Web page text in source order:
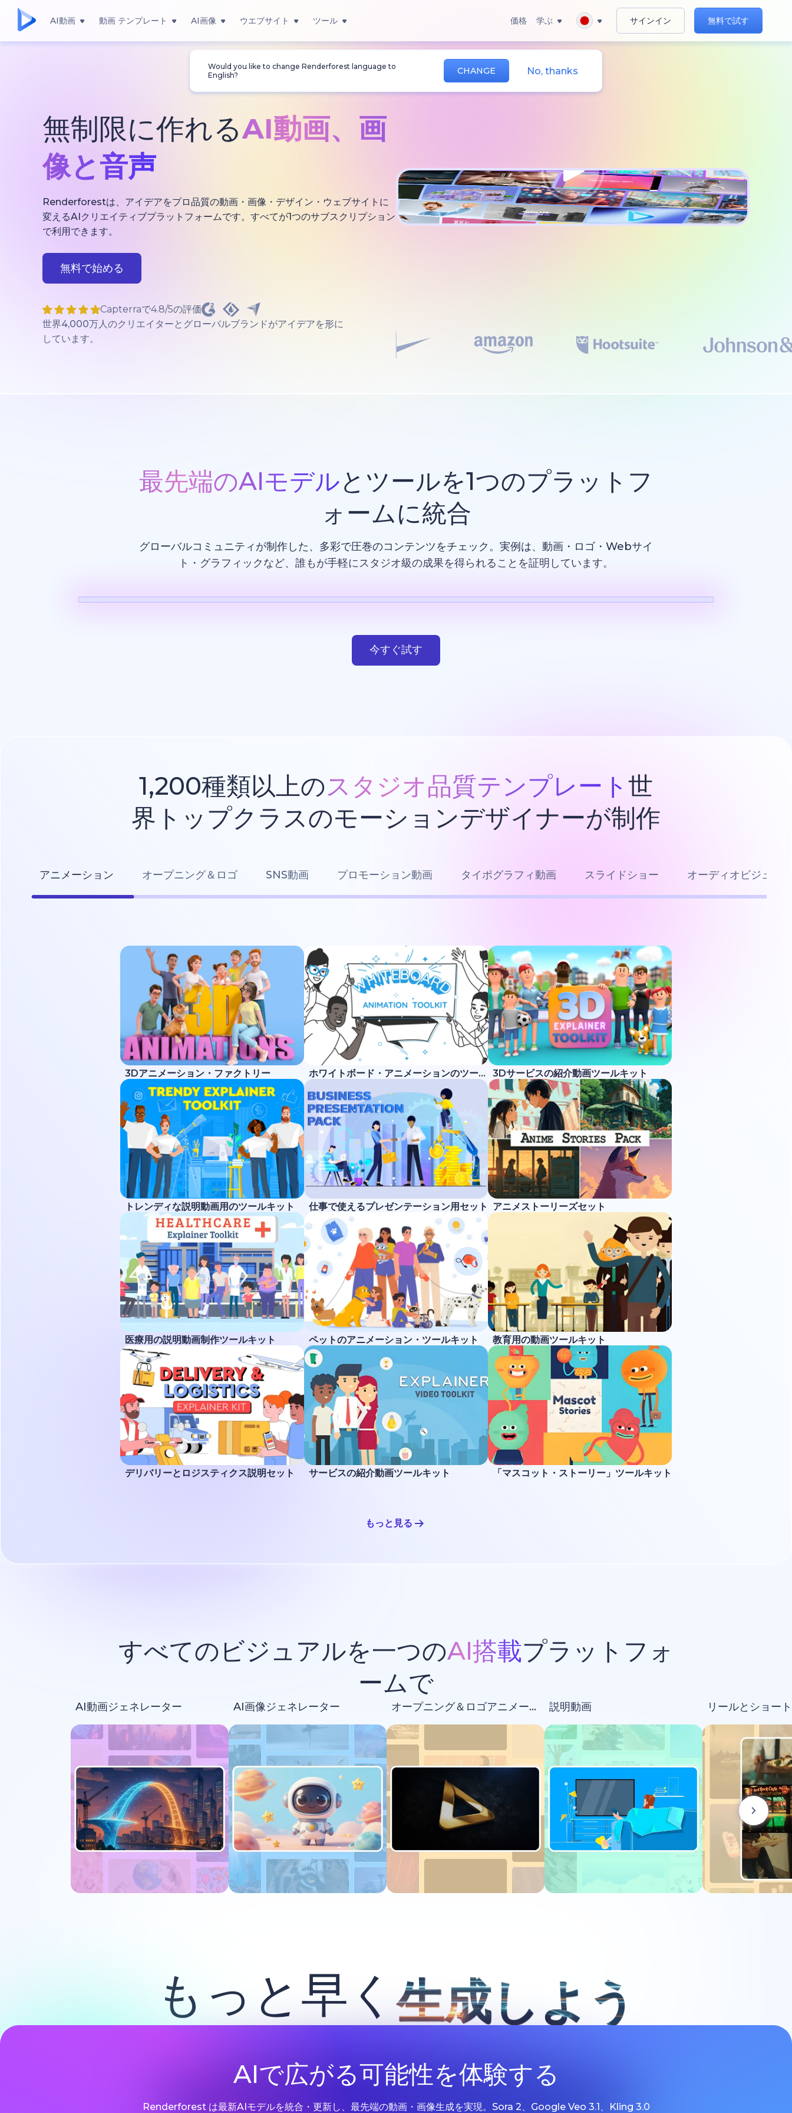
AI動画 動画 テンプレート AI画像 ウエブサイト ツール 価格 学ぶ サインイン 無料で試す
Would you like to change Renderforest language to
English?
CHANGE No, thanks
無制限に作れるAI動画、 画
像と音声
Renderforestは、アイデアをプロ品質の動画・画像・デザイン・ウェブサイトに
変えるAIクリエイティブプラットフォームです。すべてが1つのサブスクリプション
で利用できます。
無料で始める
Capterraで4.8/5の評価
世界4,000万人のクリエイターとグローバルブランドがアイデアを形に
しています。
最先端のAIモデルとツールを1つのプラットフ
ォームに統合
グローバルコミュニティが制作した、多彩で圧巻のコンテンツをチェック。実例は、動画・ロゴ・Webサイ
ト・グラフィックなど、誰もが手軽にスタジオ級の成果を得られることを証明しています。
今すぐ試す
1,200種類以上のスタジオ品質テンプレート 世
界トップクラスのモーションデザイナーが制作
アニメーション オープニング＆ロゴ SNS動画 プロモーション動画 タイポグラフィ動画 スライドショー オーディオビジュア
3Dアニメーション・ファクトリー ホワイトボード・アニメーションのツールキット 3Dサービスの紹介動画ツールキット
トレンディな説明動画用のツールキット 仕事で使えるプレゼンテーション用セット アニメストーリーズセット
医療用の説明動画制作ツールキット ペットのアニメーション・ツールキット 教育用の動画ツールキット
デリバリーとロジスティクス説明セット サービスの紹介動画ツールキット 「マスコット・ストーリー」ツールキット
もっと見る
すべてのビジュアルを一つのAI搭載プラットフォ
ームで
AI動画ジェネレーター AI画像ジェネレーター オープニング＆ロゴアニメーション 説明動画 リールとショート
もっと早く生成しよう
AIで広がる可能性を体験する
Renderforest は最新AIモデルを統合・更新し、最先端の動画・画像生成を実現。Sora 2、Google Veo 3.1、Kling 3.0